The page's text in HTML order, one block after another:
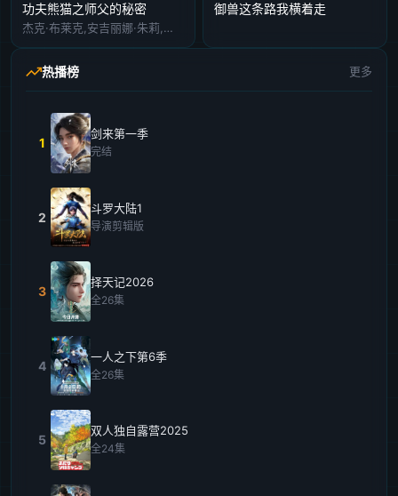
功夫熊猫之师父的秘密
杰克·布莱克,安吉丽娜·朱莉,达斯汀·霍夫曼,塞斯·罗根,兰德尔·杜克·金,丹尼斯·海斯伯特,保罗·谢尔,安东尼·莱昂迪斯,素玛立·蒙塔诺,保罗·沃格特,托德·博格,唐纳德·富利洛夫,大卫·考吉尔,米歇尔·拉夫,伊迪·米尔曼
御兽这条路我横着走
热播榜 更多
1
剑来第一季
完结
2
斗罗大陆1
导演剪辑版
3
择天记2026
全26集
4
一人之下第6季
全26集
5
双人独自露营2025
全24集